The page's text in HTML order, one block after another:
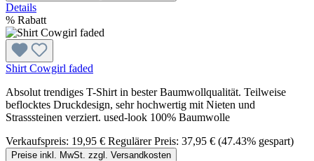
Details
% Rabatt
Shirt Cowgirl faded
Absolut trendiges T-Shirt in bester Baumwollqualität. Teilweise
beflocktes Druckdesign, sehr hochwertig mit Nieten und
Strasssteinen verziert. used-look 100% Baumwolle
Verkaufspreis: 19,95 € Regulärer Preis: 37,95 € (47.43% gespart)
Preise inkl. MwSt. zzgl. Versandkosten